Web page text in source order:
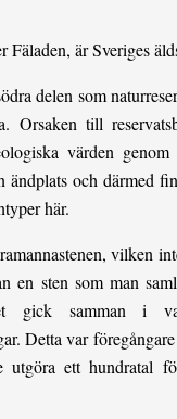
Fäladen, är Sveriges
delen som
Orsaken till
värden
ändplats och därmed
här.
vilken
en sten som man
gick samman i
Detta var
utgöra ett hundratal